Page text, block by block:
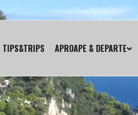
TIPS&TRIPS APROAPE & DEPARTE